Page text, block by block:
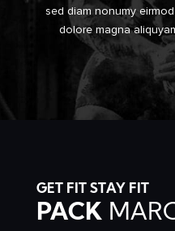
sed diam nonumy
dolore magna
GET FIT STAY FIT
PACK